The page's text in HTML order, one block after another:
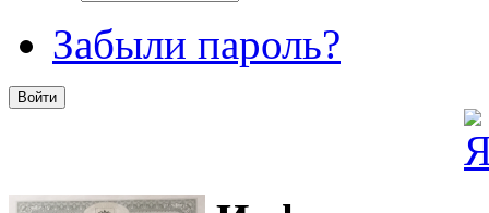
Забыли пароль?